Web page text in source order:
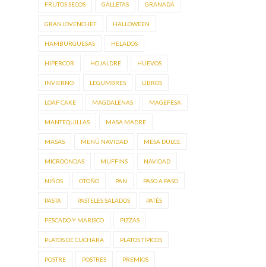
FRUTOS SECOS GALLETAS GRANADA
GRANJOVENCHEF HALLOWEEN
HAMBURGUESAS HELADOS
HIPERCOR HOJALDRE HUEVOS
INVIERNO LEGUMBRES LIBROS
LOAF CAKE MAGDALENAS MAGEFESA
MANTEQUILLAS MASA MADRE
MASAS MENÚ NAVIDAD MESA DULCE
MICROONDAS MUFFINS NAVIDAD
NIÑOS OTOÑO PAN PASO A PASO
PASTA PASTELES SALADOS PATÉS
PESCADO Y MARISCO PIZZAS
PLATOS DE CUCHARA PLATOS TÍPICOS
POSTRE POSTRES PREMIOS